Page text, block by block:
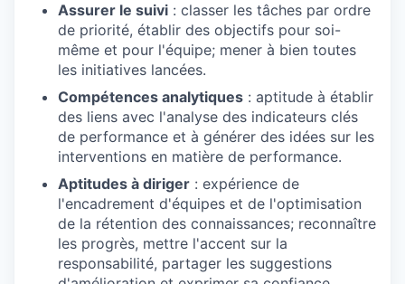
Assurer le suivi : classer les tâches par ordre
de priorité, établir des objectifs pour soi-
même et pour l'équipe; mener à bien toutes
les initiatives lancées.
Compétences analytiques : aptitude à établir
des liens avec l'analyse des indicateurs clés
de performance et à générer des idées sur les
interventions en matière de performance.
Aptitudes à diriger : expérience de
l'encadrement d'équipes et de l'optimisation
de la rétention des connaissances; reconnaître
les progrès, mettre l'accent sur la
responsabilité, partager les suggestions